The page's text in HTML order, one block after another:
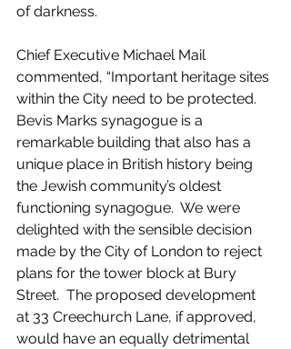
of darkness.
Chief Executive Michael Mail
commented, “Important heritage sites
within the City need to be protected.
Bevis Marks synagogue is a
remarkable building that also has a
unique place in British history being
the Jewish community’s oldest
functioning synagogue.  We were
delighted with the sensible decision
made by the City of London to reject
plans for the tower block at Bury
Street.  The proposed development
at 33 Creechurch Lane, if approved,
would have an equally detrimental